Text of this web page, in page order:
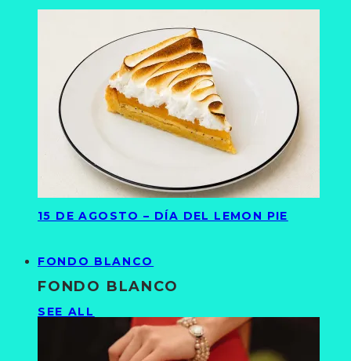
15 DE AGOSTO – DÍA DEL LEMON PIE
FONDO BLANCO
FONDO BLANCO
SEE ALL